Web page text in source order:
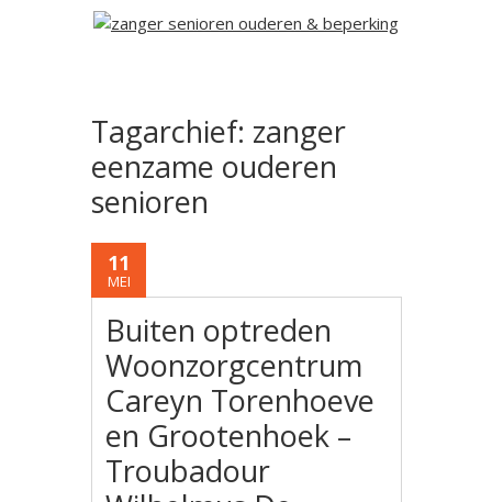
Tagarchief: zanger
eenzame ouderen
senioren
11
MEI
Buiten optreden
Woonzorgcentrum
Careyn Torenhoeve
en Grootenhoek –
Troubadour